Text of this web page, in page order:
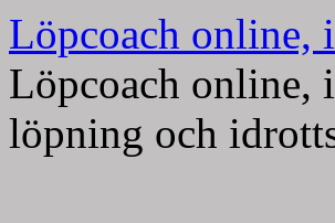
Löpcoach online,
Löpcoach online,
löpning och